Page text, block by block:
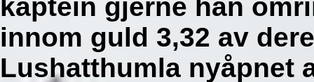
kaptein gjerne han
innom guld 3,32 av
Lushatthumla nyåpnet